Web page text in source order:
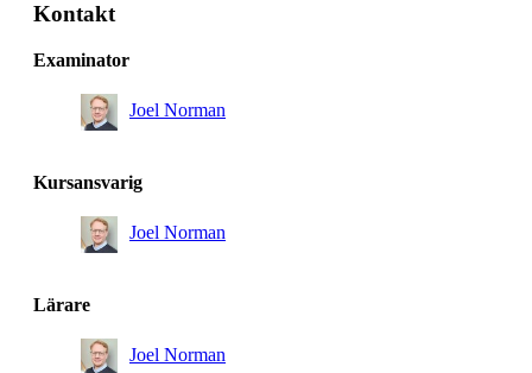
Kontakt
Examinator
Joel Norman
Kursansvarig
Joel Norman
Lärare
Joel Norman